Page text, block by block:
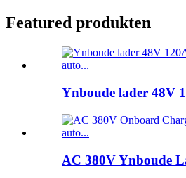
Featured produkten
Ynboude lader 48V
AC 380V Ynboude